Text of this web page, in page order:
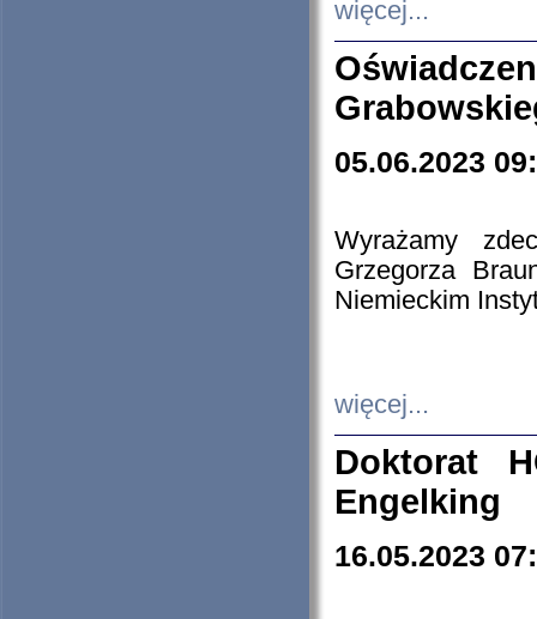
więcej...
05.06.2023
Wyrażamy
Grzegorza
Niemieckim
więcej...
Doktorat
Engelking
16.05.2023